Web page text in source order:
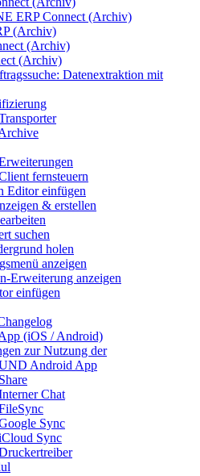
ERP Connect (Archiv)
(Archiv)
(Archiv)
(Archiv)
Datenextraktion mit
fernsteuern
Editor einfügen
& erstellen
suchen
holen
anzeigen
Erweiterung anzeigen
einfügen
(iOS / Android)
zur Nutzung der
Android App
Chat
Sync
Sync